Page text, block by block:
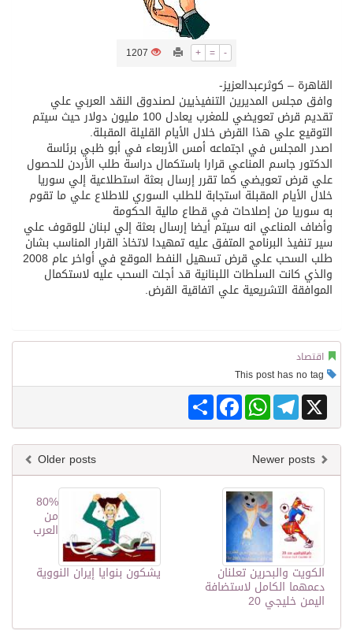
ثلة من الضابطات في الجييش الكويتي
كسوة الكعبة تعتلي البيت العتيق
“سبيس إكس” تطلق 24 قمرًا صناعيًا جديدًا إلى الفضاء
+ = -
1207
القاهرة – كوثرعبدالعزيز-
وافق مجلس المديرين التنفيذيين لصندوق النقد العربي علي
تقديم قرض تعويضي للمغرب يعادل 100 مليون دولار حيث سيتم
التوقيع علي هذا القرض خلال الأيام القليلة المقبلة.
اصدر المجلس في اجتماعه أمس الأربعاء في أبو ظبي برئاسة
الدكتور جاسم المناعي قرارا باستكمال دراسة طلب الأردن للحصول
علي قرض تعويضي كما تقرر إرسال بعثة استطلاعية إلي سوريا
خلال الأيام المقبلة استجابة للطلب السوري للاطلاع علي ما تقوم
به سوريا من إصلاحات في قطاع مالية الحكومة
وأضاف المناعي انه سيتم أيضا إرسال بعثة إلي لبنان للوقوف علي
سير تنفيذ البرنامج المتفق عليه تمهيدا لاتخاذ القرار المناسب بشان
طلب السحب علي قرض تسهيل النفط الموقع في أواخر عام 2008
والذي كانت السلطات اللبنانية قد أجلت السحب عليه لاستكمال
الموافقة التشريعية علي اتفاقية القرض.
اقتصاد
Share
FacebookWhatsAppTelegram X
Older posts
80%
من
العرب
يشكون بنوايا إيران النووية
الكويت والبحرين تعلنان
دعمهما الكامل لاستضافة
اليمن خليجي 20